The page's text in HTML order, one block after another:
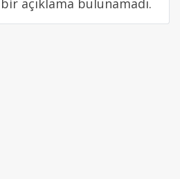
açıklama bulunamadı.